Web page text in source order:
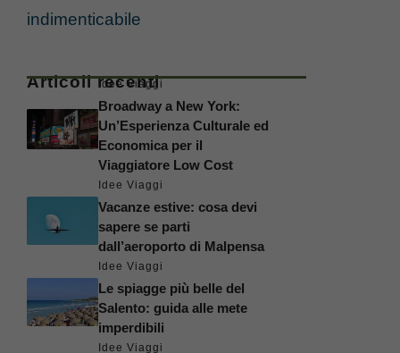
indimenticabile
Articoli recenti
Idee Viaggi
Broadway a New York:
Un’Esperienza Culturale ed
Economica per il
Viaggiatore Low Cost
Idee Viaggi
Vacanze estive: cosa devi
sapere se parti
dall’aeroporto di Malpensa
Idee Viaggi
Le spiagge più belle del
Salento: guida alle mete
imperdibili
Idee Viaggi